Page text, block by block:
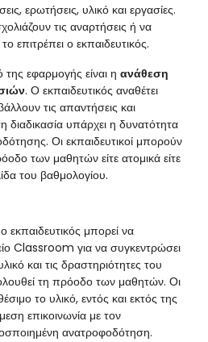
ερωτήσεις, υλικό και εργασίες.
τις αναρτήσεις ή να
επιτρέπει ο εκπαιδευτικός.
εφαρμογής είναι η ανάθεση
. Ο εκπαιδευτικός αναθέτει
τις απαντήσεις και
διαδικασία υπάρχει η δυνατότητα
Οι εκπαιδευτικοί μπορούν
των μαθητών είτε ατομικά είτε
του βαθμολογίου.
μπορεί να
Classroom για να συγκεντρώσει
και τις δραστηριότητες του
τη πρόοδο των μαθητών. Οι
το υλικό, εντός και εκτός της
επικοινωνία με τον
ανατροφοδότηση.